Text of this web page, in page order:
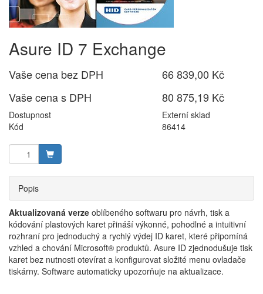
Asure ID 7 Exchange
Vaše cena bez DPH
66 839,00 Kč
Vaše cena s DPH
80 875,19 Kč
Dostupnost
Externí sklad
Kód
86414
Popis
Aktualizovaná verze oblíbeného softwaru pro návrh, tisk a
kódování plastových karet přináší výkonné, pohodlné a intuitivní
rozhraní pro jednoduchý a rychlý výdej ID karet, které připomíná
vzhled a chování Microsoft® produktů. Asure ID zjednodušuje tisk
karet bez nutnosti otevírat a konfigurovat složité menu ovladače
tiskárny. Software automaticky upozorňuje na aktualizace.